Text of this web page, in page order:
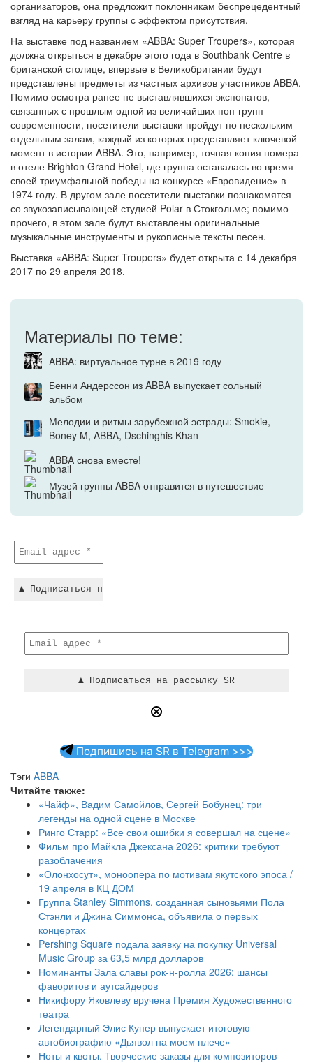
организаторов, она предложит поклонникам беспрецедентный
взгляд на карьеру группы с эффектом присутствия.
На выставке под названием «ABBA: Super Troupers», которая
должна открыться в декабре этого года в Southbank Centre в
британской столице, впервые в Великобритании будут
представлены предметы из частных архивов участников ABBA.
Помимо осмотра ранее не выставлявшихся экспонатов,
связанных с прошлым одной из величайших поп-групп
современности, посетители выставки пройдут по нескольким
отдельным залам, каждый из которых представляет ключевой
момент в истории ABBA. Это, например, точная копия номера
в отеле Brighton Grand Hotel, где группа оставалась во время
своей триумфальной победы на конкурсе «Евровидение» в
1974 году. В другом зале посетители выставки познакомятся
со звукозаписывающей студией Polar в Стокгольме; помимо
прочего, в этом зале будут выставлены оригинальные
музыкальные инструменты и рукописные тексты песен.
Выставка «ABBA: Super Troupers» будет открыта с 14 декабря
2017 по 29 апреля 2018.
Материалы по теме:
ABBA: виртуальное турне в 2019 году
Бенни Андерссон из ABBA выпускает сольный
альбом
Мелодии и ритмы зарубежной эстрады: Smokie,
Boney M, ABBA, Dschinghis Khan
ABBA снова вместе!
Музей группы ABBA отправится в путешествие
Подпишись на SR в Telegram >>>
Тэги ABBA
Читайте также:
«Чайф», Вадим Самойлов, Сергей Бобунец: три
легенды на одной сцене в Москве
Ринго Старр: «Все свои ошибки я совершал на сцене»
Фильм про Майкла Джексана 2026: критики требуют
разоблачения
«Олонхосут», моноопера по мотивам якутского эпоса /
19 апреля в КЦ ДОМ
Группа Stanley Simmons, созданная сыновьями Пола
Стэнли и Джина Симмонса, объявила о первых
концертах
Pershing Square подала заявку на покупку Universal
Music Group за 63,5 млрд долларов
Номинанты Зала славы рок-н-ролла 2026: шансы
фаворитов и аутсайдеров
Никифору Яковлеву вручена Премия Художественного
театра
Легендарный Элис Купер выпускает итоговую
автобиографию «Дьявол на моем плече»
Ноты и квоты. Творческие заказы для композиторов